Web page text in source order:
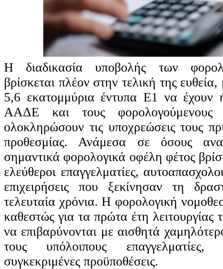
Η διαδικασία υποβολής των
βρίσκεται πλέον στην τελική της
5,6 εκατομμύρια έντυπα Ε1 να έχουν
ΑΑΔΕ και τους
ολοκληρώσουν τις υποχρεώσεις τους
προθεσμίας. Ανάμεσα σε όσους
σημαντικά φορολογικά οφέλη φέτος
ελεύθεροι επαγγελματίες,
επιχειρήσεις που ξεκίνησαν τη
τελευταία χρόνια. Η φορολογική
καθεστώς για τα πρώτα έτη λειτουργίας
να επιβαρύνονται με αισθητά
τους υπόλοιπους
συγκεκριμένες προϋποθέσεις.